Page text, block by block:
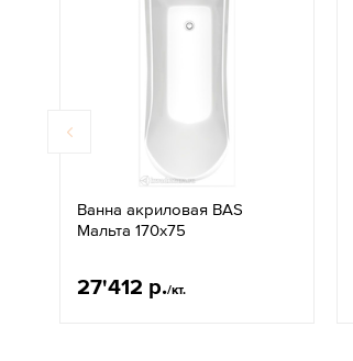
Ванна акриловая BAS
Мальта 170х75
27'412 р./кт.